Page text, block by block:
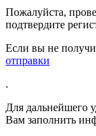
Пожалуйста,
подтвердите
Если вы не
отправки
.
Для дальнейшего
Вам заполнить